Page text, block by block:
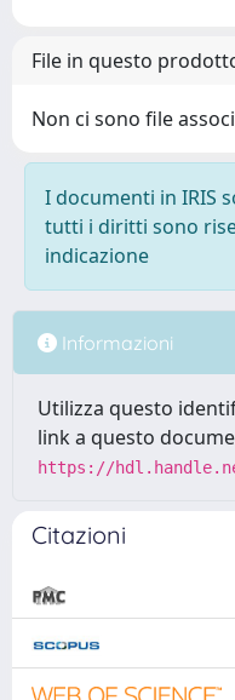
File in questo
Non ci sono file
I documenti in IRIS
tutti i diritti sono
indicazione
Informazioni
Utilizza questo
link a questo
https://
Citazioni